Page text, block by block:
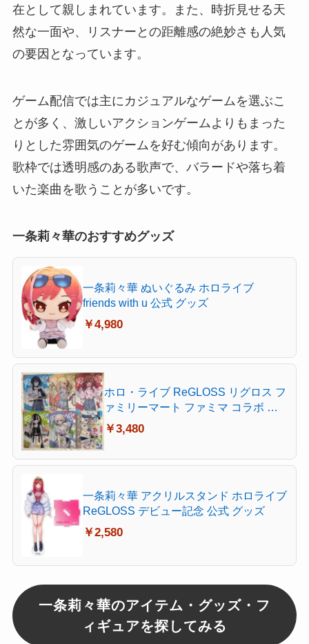
在として親しまれています。また、時折見せる天
然な一面や、リスナーとの距離感の絶妙さも人気
の要因となっています。
ゲーム配信では主にカジュアルなゲームを選ぶこ
とが多く、激しいアクションゲームよりもまった
りとした雰囲気のゲームを好む傾向があります。
歌枠では透明感のある歌声で、バラードや落ち着
いた楽曲を歌うことが多いです。
一条莉々華のおすすめグッズ
一条莉々華 ぬいぐるみ ホロライブ
friends with u 公式 グッズ
￥4,980
ホロ・ライブ ReGLOSS リグロス フ
ァミリーマート ファミマ コラボ キ
ャンペーン 特典 A5クリアファイル
全6種セット 火威青 音乃瀬奏 一条
莉々華 らでん 轟はじめ 集合絵柄
￥3,480
一条莉々華 アクリルスタンド ホロライブ
ReGLOSS デビュー記念 公式 グッズ
￥2,580
一条莉々華のアイテム・グッズ・フ
ィギュアを探してみる